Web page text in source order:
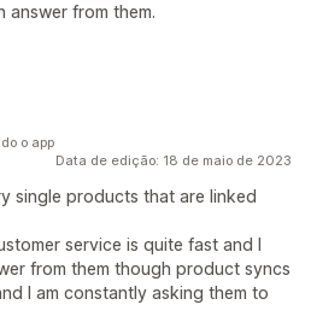
from them.
Data de edição: 18 de maio de 2023
single products that are linked
service is quite fast and I
from them though product syncs
I am constantly asking them to
o app